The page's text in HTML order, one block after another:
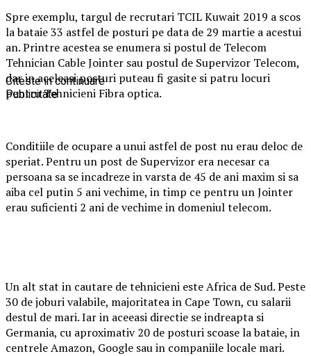
Spre exemplu, targul de recrutari TCIL Kuwait 2019 a scos
la bataie 33 astfel de posturi pe data de 29 martie a acestui
an. Printre acestea se enumera si postul de Telecom
Tehnician Cable Jointer sau postul de Supervizor Telecom,
dar in aceleasi posturi puteau fi gasite si patru locuri
pentru Tehnicieni Fibra optica.
Conditiile de ocupare a unui astfel de post nu erau deloc de
speriat. Pentru un post de Supervizor era necesar ca
persoana sa se incadreze in varsta de 45 de ani maxim si sa
aiba cel putin 5 ani vechime, in timp ce pentru un Jointer
erau suficienti 2 ani de vechime in domeniul telecom.
Un alt stat in cautare de tehnicieni este Africa de Sud. Peste
30 de joburi valabile, majoritatea in Cape Town, cu salarii
destul de mari. Iar in aceeasi directie se indreapta si
Germania, cu aproximativ 20 de posturi scoase la bataie, in
centrele Amazon, Google sau in companiile locale mari.
Citeste in continuare
Publicitate